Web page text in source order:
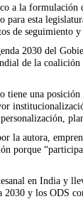
la
esta
de seguimiento y
2030 del
de la
una
autora,
en India y
y los ODS